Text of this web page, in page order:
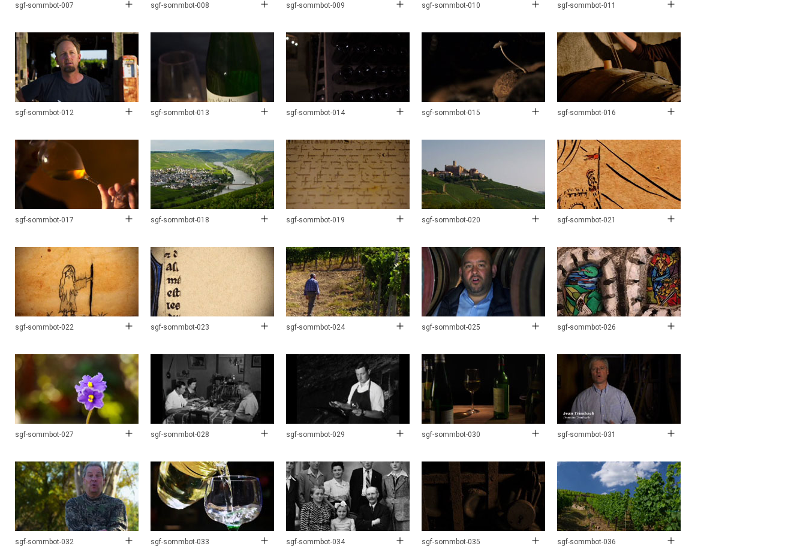
sgf-sommbot-007 sgf-sommbot-008 sgf-sommbot-009 sgf-sommbot-010 sgf-sommbot-011
sgf-sommbot-012 sgf-sommbot-013 sgf-sommbot-014 sgf-sommbot-015 sgf-sommbot-016
sgf-sommbot-017 sgf-sommbot-018 sgf-sommbot-019 sgf-sommbot-020 sgf-sommbot-021
sgf-sommbot-022 sgf-sommbot-023 sgf-sommbot-024 sgf-sommbot-025 sgf-sommbot-026
sgf-sommbot-027 sgf-sommbot-028 sgf-sommbot-029 sgf-sommbot-030 sgf-sommbot-031
sgf-sommbot-032 sgf-sommbot-033 sgf-sommbot-034 sgf-sommbot-035 sgf-sommbot-036